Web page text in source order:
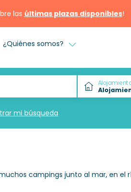
las últimas plazas disponibles!
¿Quiénes somos?
mi búsqueda
campings junto al mar, en el